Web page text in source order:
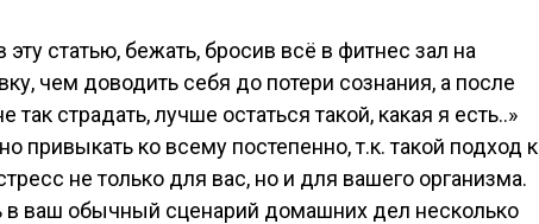
статью, бежать, бросив всё в фитнес зал на
чем доводить себя до потери сознания, а после
так страдать, лучше остаться такой, какая я есть..»
привыкать ко всему постепенно, т.к. такой подход к
не только для вас, но и для вашего организма.
в ваш обычный сценарий домашних дел несколько